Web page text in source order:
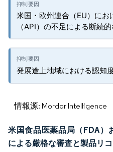
米国・欧州連合（EU）にお
（API）の不足による断続
発展途上地域における認知
情報源: Mordor Intelligence
米国食品医薬品局（FDA）
による厳格な審査と製品リ